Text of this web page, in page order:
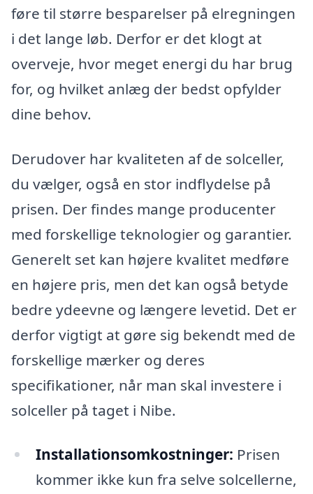
føre til større besparelser på elregningen
i det lange løb. Derfor er det klogt at
overveje, hvor meget energi du har brug
for, og hvilket anlæg der bedst opfylder
dine behov.
Derudover har kvaliteten af de solceller,
du vælger, også en stor indflydelse på
prisen. Der findes mange producenter
med forskellige teknologier og garantier.
Generelt set kan højere kvalitet medføre
en højere pris, men det kan også betyde
bedre ydeevne og længere levetid. Det er
derfor vigtigt at gøre sig bekendt med de
forskellige mærker og deres
specifikationer, når man skal investere i
solceller på taget i Nibe.
Installationsomkostninger: Prisen
kommer ikke kun fra selve solcellerne,